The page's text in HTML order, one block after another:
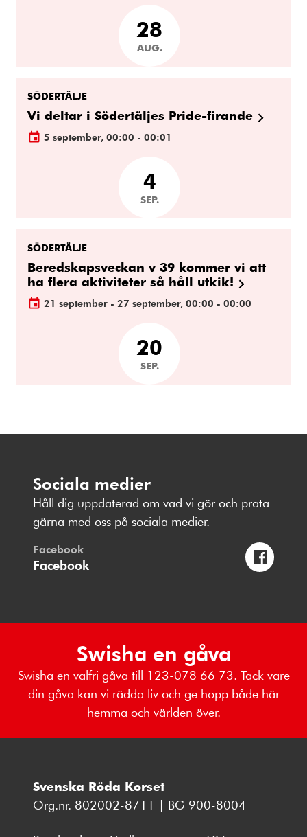
28
AUG.
SÖDERTÄLJE
Vi deltar i Södertäljes Pride-firande
5 september, 00:00 - 00:01
4
SEP.
SÖDERTÄLJE
Beredskapsveckan v 39 kommer vi att
ha flera aktiviteter så håll utkik!
21 september - 27 september, 00:00 - 00:00
20
SEP.
Sociala medier
Håll dig uppdaterad om vad vi gör och prata
gärna med oss på sociala medier.
Facebook
Facebook
Swisha en gåva
Swisha en valfri gåva till 123-078 66 73. Tack vare
din gåva kan vi rädda liv och ge hopp både här
hemma och världen över.
Svenska Röda Korset
Org.nr. 802002-8711 | BG 900-8004